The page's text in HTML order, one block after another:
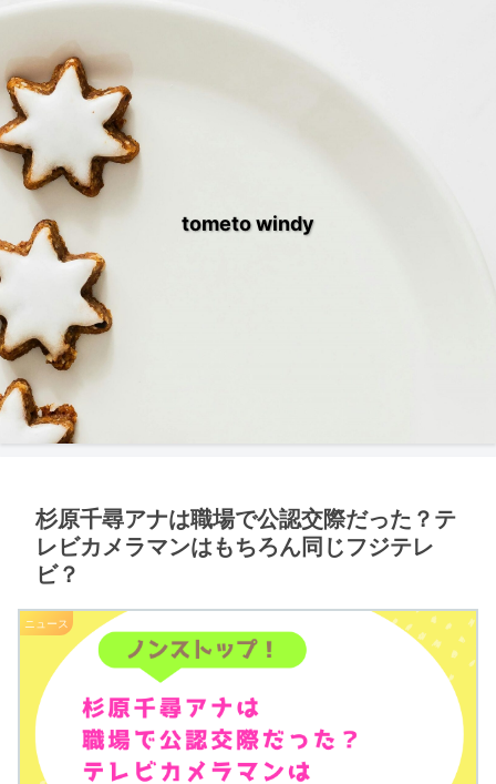
tometo windy
杉原千尋アナは職場で公認交際だった？テ
レビカメラマンはもちろん同じフジテレ
ビ？
ニュース